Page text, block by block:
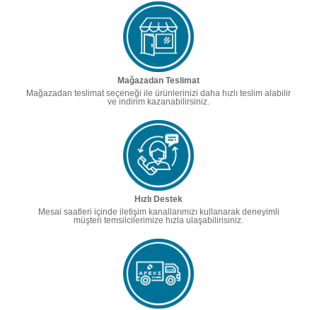
Mağazadan Teslimat
Mağazadan teslimat seçeneği ile ürünlerinizi daha hızlı teslim alabilir
ve indirim kazanabilirsiniz.
Hızlı Destek
Mesai saatleri içinde iletişim kanallarımızı kullanarak deneyimli
müşteri temsilcilerimize hızla ulaşabilirisiniz.